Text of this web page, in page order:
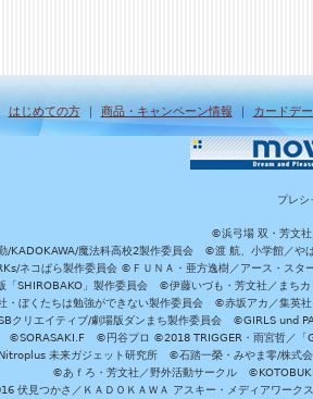
はじめての方｜ 商品・キャンペーン情報 ｜ カードデ
プレシ
©浜弓場 双・芳文社
/KADOKAWA/魔法科高校2製作委員会 ©渡 航、小学館／や
ネコぱら製作委員会 ©ＦＵＮＡ・亜方逸樹／アース・ス
「SHIROBAKO」製作委員会 ©伊藤いづも・芳文社／まち
・ぼくたちは勉強ができない製作委員会 ©赤坂アカ／集英
クリエイティブ/劇場版ダンまち製作委員会 ©GIRLS und
©SORASAKI.F ©円谷プロ ©2018 TRIGGER・雨宮哲／
未来ガジェット研究所 ©石踏一榮・みやま零/株式
©あｆろ・芳文社／野外活動サークル
伏見つかさ／ＫＡＤＯＫＡＷＡ アスキー・メディアワー